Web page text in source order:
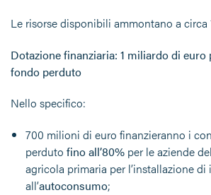
Le risorse disponibili ammontano a circa
Dotazione finanziaria: 1 miliardo di
fondo perduto
Nello specifico:
700 milioni di euro finanzieranno i
perduto fino all’80%per le aziende
agricola primaria per l’installazione
all’autoconsumo;